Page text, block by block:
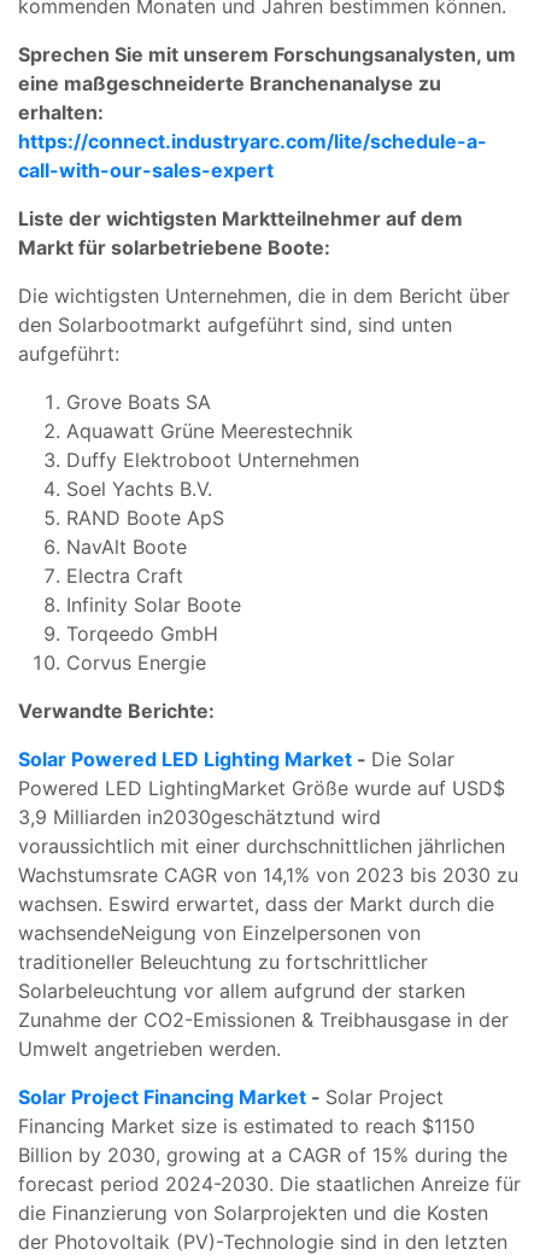
kommenden Monaten und Jahren bestimmen können.
Sprechen Sie mit unserem Forschungsanalysten, um
eine maßgeschneiderte Branchenanalyse zu
erhalten:
https://connect.industryarc.com/lite/schedule-a-
call-with-our-sales-expert
Liste der wichtigsten Marktteilnehmer auf dem
Markt für solarbetriebene Boote:
Die wichtigsten Unternehmen, die in dem Bericht über
den Solarbootmarkt aufgeführt sind, sind unten
aufgeführt:
Grove Boats SA
Aquawatt Grüne Meerestechnik
Duffy Elektroboot Unternehmen
Soel Yachts B.V.
RAND Boote ApS
NavAlt Boote
Electra Craft
Infinity Solar Boote
Torqeedo GmbH
Corvus Energie
Verwandte Berichte:
Solar Powered LED Lighting Market - Die Solar
Powered LED LightingMarket Größe wurde auf USD$
3,9 Milliarden in2030geschätztund wird
voraussichtlich mit einer durchschnittlichen jährlichen
Wachstumsrate CAGR von 14,1% von 2023 bis 2030 zu
wachsen. Eswird erwartet, dass der Markt durch die
wachsendeNeigung von Einzelpersonen von
traditioneller Beleuchtung zu fortschrittlicher
Solarbeleuchtung vor allem aufgrund der starken
Zunahme der CO2-Emissionen & Treibhausgase in der
Umwelt angetrieben werden.
Solar Project Financing Market - Solar Project
Financing Market size is estimated to reach $1150
Billion by 2030, growing at a CAGR of 15% during the
forecast period 2024-2030. Die staatlichen Anreize für
die Finanzierung von Solarprojekten und die Kosten
der Photovoltaik (PV)-Technologie sind in den letzten